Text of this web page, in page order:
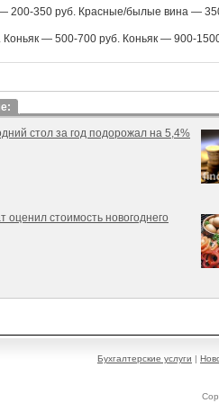
200-350 руб. Красные/былые вина —
Коньяк — 500-700 руб. Коньяк — 900-
стол за год подорожал на 5,4%
оценил стоимость новогоднего
Бухгалтерские услуги |